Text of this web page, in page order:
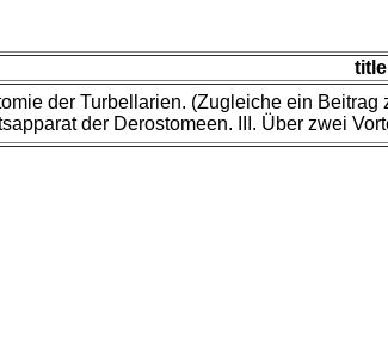
title
der Turbellarien. (Zugleiche ein
der Derostomeen. III. Über zwei